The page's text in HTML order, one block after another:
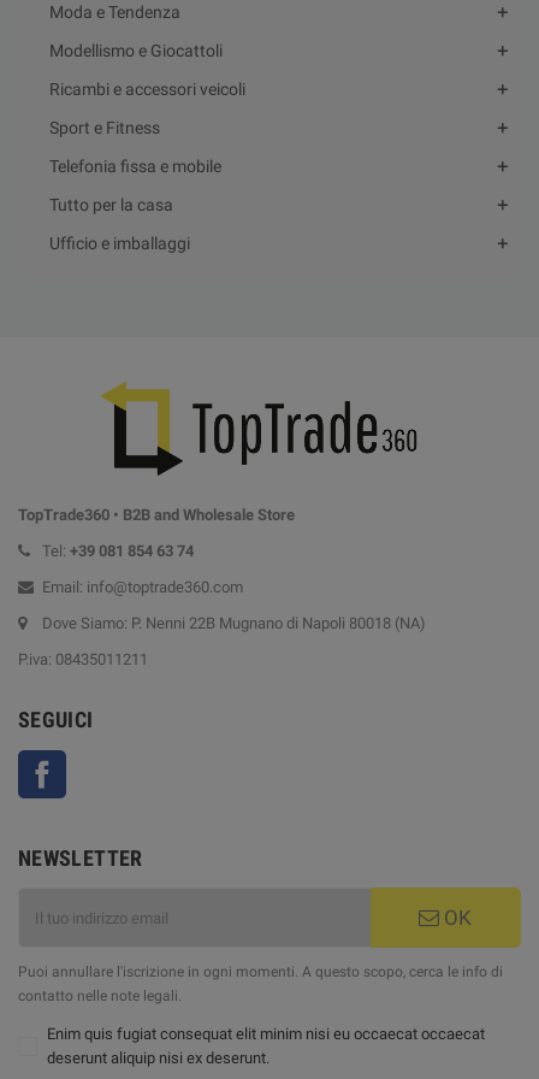
Moda e Tendenza
Modellismo e Giocattoli
Ricambi e accessori veicoli
Sport e Fitness
Telefonia fissa e mobile
Tutto per la casa
Ufficio e imballaggi
TopTrade360 • B2B and Wholesale Store
Tel: +39 081 854 63 74
Email: info@toptrade360.com
Dove Siamo: P. Nenni 22B Mugnano di Napoli 80018 (NA)
P.iva: 08435011211
SEGUICI
NEWSLETTER
OK
Puoi annullare l'iscrizione in ogni momenti. A questo scopo, cerca le info di
contatto nelle note legali.
Enim quis fugiat consequat elit minim nisi eu occaecat occaecat
deserunt aliquip nisi ex deserunt.